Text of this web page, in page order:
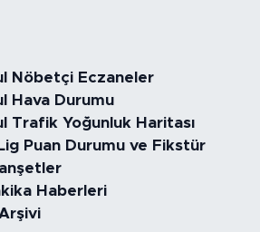
Nöbetçi Eczaneler
Hava Durumu
Trafik Yoğunluk Haritası
Puan Durumu ve Fikstür
Haberleri